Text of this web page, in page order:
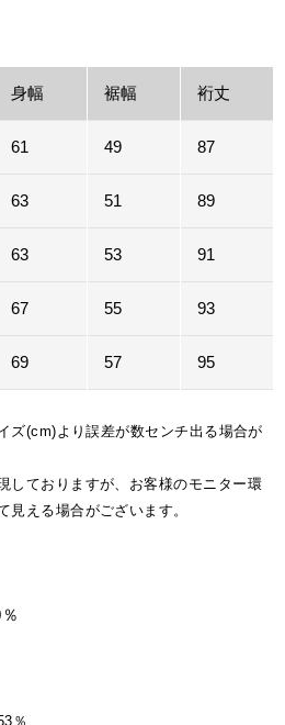
身幅 裾幅 裄丈
61 49 87
63 51 89
63 53 91
67 55 93
69 57 95
ズ(cm)より誤差が数センチ出る場合が
しておりますが、お客様のモニター環
見える場合がございます。
％